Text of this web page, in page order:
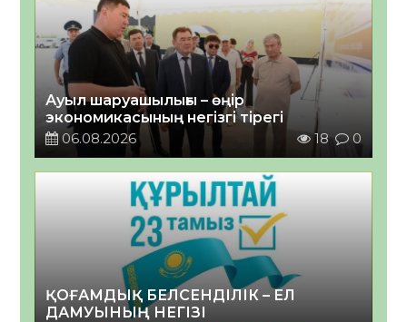
Ауыл шаруашылығы – өңір
экономикасының негізгі тірегі
06.08.2026
18 0
ҚОҒАМДЫҚ БЕЛСЕНДІЛІК – ЕЛ
ДАМУЫНЫҢ НЕГІЗІ